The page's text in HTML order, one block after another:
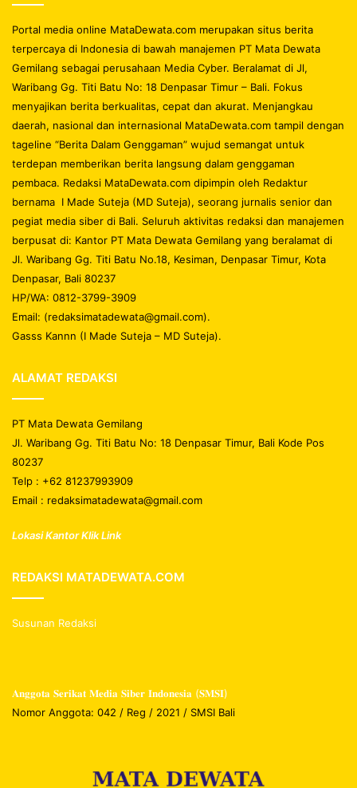
Portal media online MataDewata.com merupakan situs berita
terpercaya di Indonesia di bawah manajemen PT Mata Dewata
Gemilang sebagai perusahaan Media Cyber. Beralamat di Jl,
Waribang Gg. Titi Batu No: 18 Denpasar Timur – Bali. Fokus
menyajikan berita berkualitas, cepat dan akurat. Menjangkau
daerah, nasional dan internasional MataDewata.com tampil dengan
tageline “Berita Dalam Genggaman” wujud semangat untuk
terdepan memberikan berita langsung dalam genggaman
pembaca. Redaksi MataDewata.com dipimpin oleh Redaktur
bernama I Made Suteja (MD Suteja), seorang jurnalis senior dan
pegiat media siber di Bali. Seluruh aktivitas redaksi dan manajemen
berpusat di: Kantor PT Mata Dewata Gemilang yang beralamat di
Jl. Waribang Gg. Titi Batu No.18, Kesiman, Denpasar Timur, Kota
Denpasar, Bali 80237
HP/WA: 0812-3799-3909
Email: (redaksimatadewata@gmail.com).
Gasss Kannn (I Made Suteja – MD Suteja).
ALAMAT REDAKSI
PT Mata Dewata Gemilang
Jl. Waribang Gg. Titi Batu No: 18 Denpasar Timur, Bali Kode Pos
80237
Telp : +62 81237993909
Email : redaksimatadewata@gmail.com
Lokasi Kantor Klik Link
REDAKSI MATADEWATA.COM
Susunan Redaksi
𝐀𝐧𝐠𝐠𝐨𝐭𝐚 𝐒𝐞𝐫𝐢𝐤𝐚𝐭 𝐌𝐞𝐝𝐢𝐚 𝐒𝐢𝐛𝐞𝐫 𝐈𝐧𝐝𝐨𝐧𝐞𝐬𝐢𝐚 (𝐒𝐌𝐒𝐈)
Nomor Anggota: 042 / Reg / 2021 / SMSI Bali